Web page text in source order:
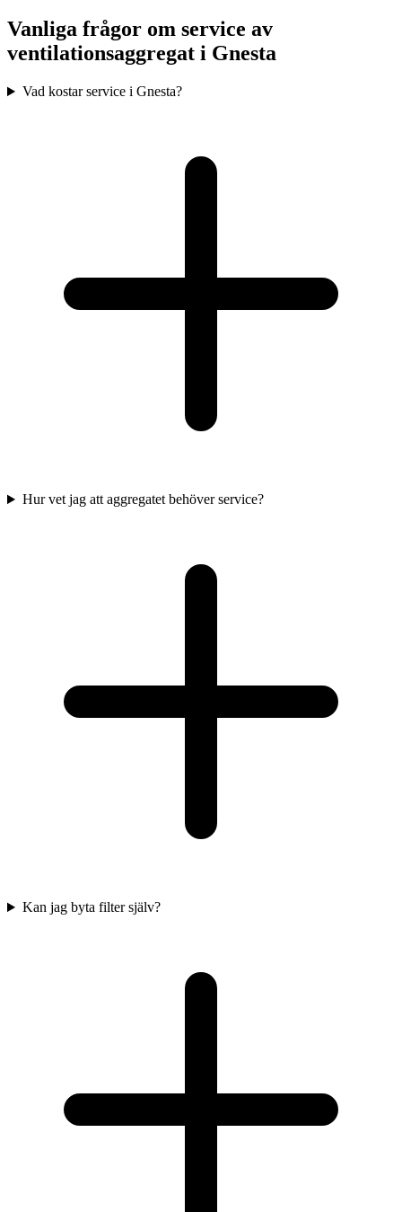
Vanliga frågor om service av
ventilationsaggregat i Gnesta
Vad kostar service i Gnesta?
Hur vet jag att aggregatet behöver service?
Kan jag byta filter själv?